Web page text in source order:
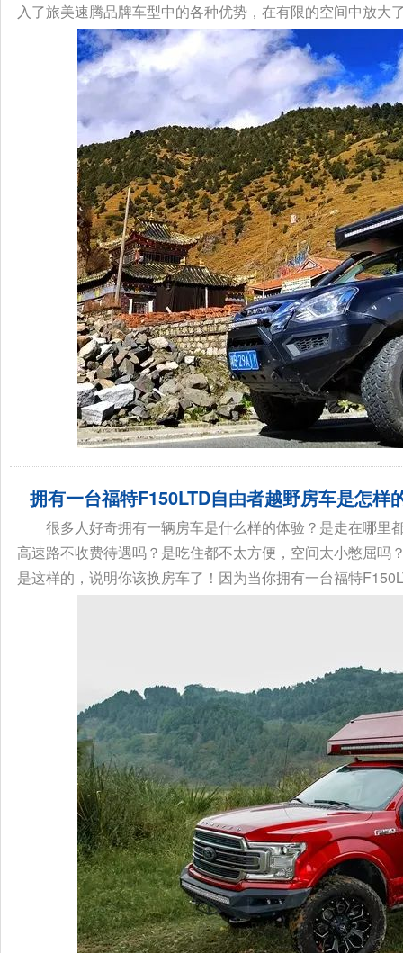
入了旅美速腾品牌车型中的各种优势，在有限的空间中放大
拥有一台福特F150LTD自由者越野房车是怎样
很多人好奇拥有一辆房车是什么样的体验？是走在哪
高速路不收费待遇吗？是吃住都不太方便，空间太小憋屈
是这样的，说明你该换房车了！因为当你拥有一台福特